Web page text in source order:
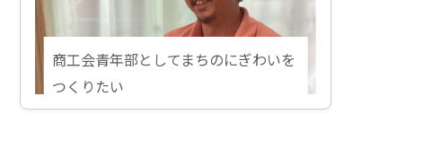
商工会青年部としてまちのにぎわいを
つくりたい